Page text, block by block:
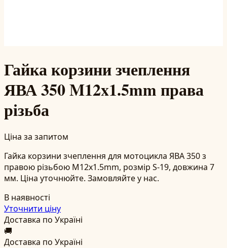
Гайка корзини зчеплення
ЯВА 350 M12x1.5mm права
різьба
Ціна за запитом
Гайка корзини зчеплення для мотоцикла ЯВА 350 з
правою різьбою M12x1.5mm, розмір S-19, довжина 7
мм. Ціна уточнюйте. Замовляйте у нас.
В наявності
Уточнити ціну
Доставка по Україні
🚚
Доставка по Україні